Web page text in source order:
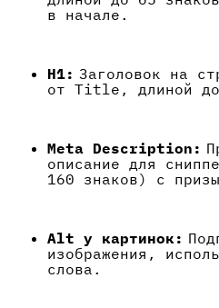
в начале.
H1: Заголовок на
от Title, длиной
Meta Description:
описание для
160 знаков) с
Alt у картинок:
изображения,
слова.